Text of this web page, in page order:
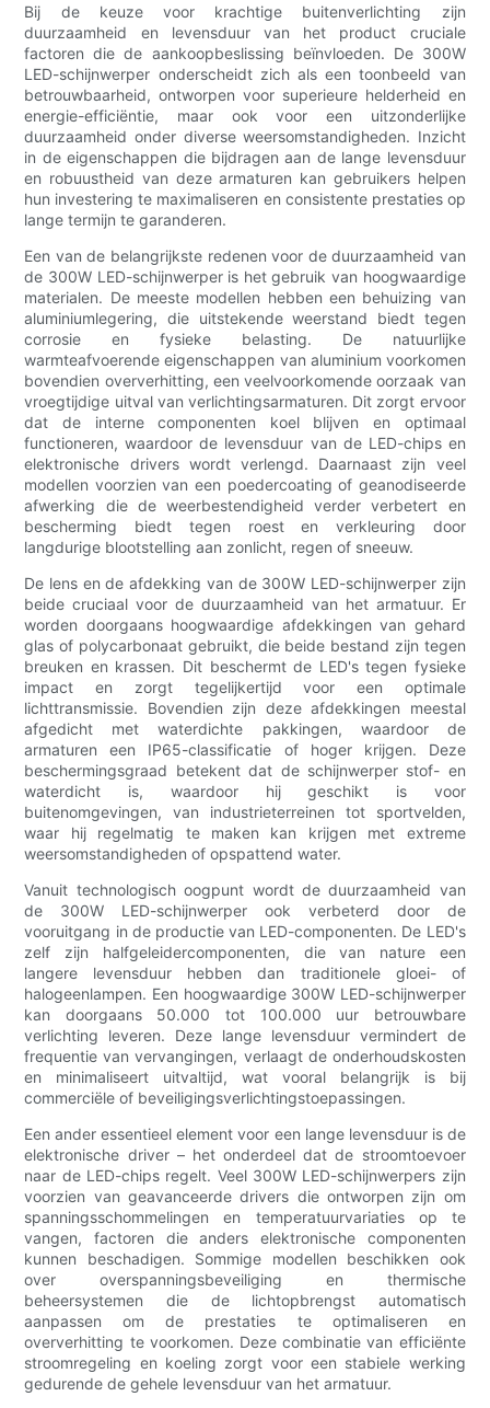
Bij de keuze voor krachtige buitenverlichting zijn
duurzaamheid en levensduur van het product cruciale
factoren die de aankoopbeslissing beïnvloeden. De 300W
LED-schijnwerper onderscheidt zich als een toonbeeld van
betrouwbaarheid, ontworpen voor superieure helderheid en
energie-efficiëntie, maar ook voor een uitzonderlijke
duurzaamheid onder diverse weersomstandigheden. Inzicht
in de eigenschappen die bijdragen aan de lange levensduur
en robuustheid van deze armaturen kan gebruikers helpen
hun investering te maximaliseren en consistente prestaties op
lange termijn te garanderen.
Een van de belangrijkste redenen voor de duurzaamheid van
de 300W LED-schijnwerper is het gebruik van hoogwaardige
materialen. De meeste modellen hebben een behuizing van
aluminiumlegering, die uitstekende weerstand biedt tegen
corrosie en fysieke belasting. De natuurlijke
warmteafvoerende eigenschappen van aluminium voorkomen
bovendien oververhitting, een veelvoorkomende oorzaak van
vroegtijdige uitval van verlichtingsarmaturen. Dit zorgt ervoor
dat de interne componenten koel blijven en optimaal
functioneren, waardoor de levensduur van de LED-chips en
elektronische drivers wordt verlengd. Daarnaast zijn veel
modellen voorzien van een poedercoating of geanodiseerde
afwerking die de weerbestendigheid verder verbetert en
bescherming biedt tegen roest en verkleuring door
langdurige blootstelling aan zonlicht, regen of sneeuw.
De lens en de afdekking van de 300W LED-schijnwerper zijn
beide cruciaal voor de duurzaamheid van het armatuur. Er
worden doorgaans hoogwaardige afdekkingen van gehard
glas of polycarbonaat gebruikt, die beide bestand zijn tegen
breuken en krassen. Dit beschermt de LED's tegen fysieke
impact en zorgt tegelijkertijd voor een optimale
lichttransmissie. Bovendien zijn deze afdekkingen meestal
afgedicht met waterdichte pakkingen, waardoor de
armaturen een IP65-classificatie of hoger krijgen. Deze
beschermingsgraad betekent dat de schijnwerper stof- en
waterdicht is, waardoor hij geschikt is voor
buitenomgevingen, van industrieterreinen tot sportvelden,
waar hij regelmatig te maken kan krijgen met extreme
weersomstandigheden of opspattend water.
Vanuit technologisch oogpunt wordt de duurzaamheid van
de 300W LED-schijnwerper ook verbeterd door de
vooruitgang in de productie van LED-componenten. De LED's
zelf zijn halfgeleidercomponenten, die van nature een
langere levensduur hebben dan traditionele gloei- of
halogeenlampen. Een hoogwaardige 300W LED-schijnwerper
kan doorgaans 50.000 tot 100.000 uur betrouwbare
verlichting leveren. Deze lange levensduur vermindert de
frequentie van vervangingen, verlaagt de onderhoudskosten
en minimaliseert uitvaltijd, wat vooral belangrijk is bij
commerciële of beveiligingsverlichtingstoepassingen.
Een ander essentieel element voor een lange levensduur is de
elektronische driver – het onderdeel dat de stroomtoevoer
naar de LED-chips regelt. Veel 300W LED-schijnwerpers zijn
voorzien van geavanceerde drivers die ontworpen zijn om
spanningsschommelingen en temperatuurvariaties op te
vangen, factoren die anders elektronische componenten
kunnen beschadigen. Sommige modellen beschikken ook
over overspanningsbeveiliging en thermische
beheersystemen die de lichtopbrengst automatisch
aanpassen om de prestaties te optimaliseren en
oververhitting te voorkomen. Deze combinatie van efficiënte
stroomregeling en koeling zorgt voor een stabiele werking
gedurende de gehele levensduur van het armatuur.